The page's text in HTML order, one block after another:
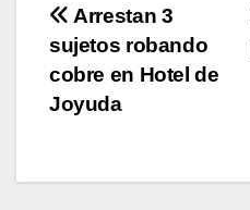
Navegación
de
entradas
Arrestan 3
sujetos robando
cobre en Hotel de
Joyuda